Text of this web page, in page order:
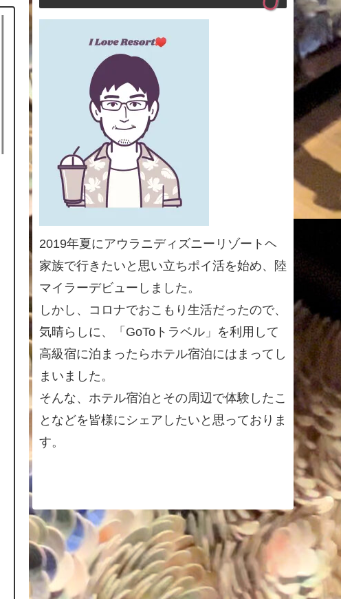
2019年夏にアウラニディズニーリゾートヘ
家族で行きたいと思い立ちポイ活を始め、陸
マイラーデビューしました。
しかし、コロナでおこもり生活だったので、
気晴らしに、「GoToトラベル」を利用して
高級宿に泊まったらホテル宿泊にはまってし
まいました。
そんな、ホテル宿泊とその周辺で体験したこ
となどを皆様にシェアしたいと思っておりま
す。